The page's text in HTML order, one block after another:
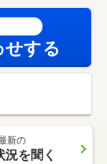
する
新の
況を聞く